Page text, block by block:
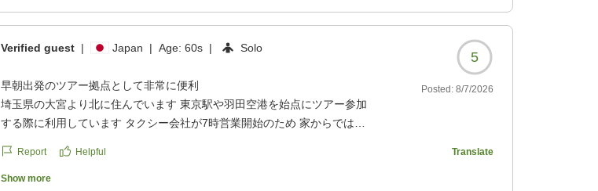
Verified guest | Japan | Age:60s | Solo
5
早朝出発のツアー拠点として非常に便利
埼玉県の大宮より北に住んでいます 東京駅や羽田空港を始点にツアー参加
する際に利用しています タクシー会社が7時営業開始のため 家からでは朝
都内のため 都内発のツアーチケットが そのまま使えます ホテルの近くに
は リーズナブルな居酒屋が多数あり 嬉しい限りです
Posted: 8/7/2026
Report Helpful Translate
Show more